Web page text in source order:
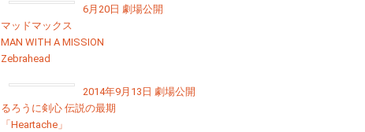
6月20日 劇場公開
マッドマックス
MAN WITH A MISSION
Zebrahead
2014年9月13日 劇場公開
るろうに剣心 伝説の最期
「Heartache」